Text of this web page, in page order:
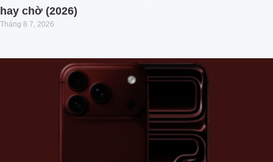
hay chờ (2026)
Tháng 8 7, 2026